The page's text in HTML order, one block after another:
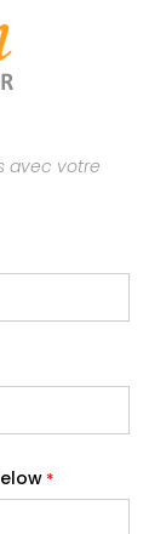
avec votre